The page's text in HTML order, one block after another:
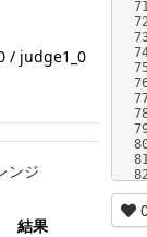
/ judge1_0
ンジ
結果